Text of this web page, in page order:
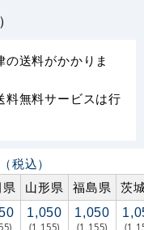
送料がかかりま
料無料サービスは行
（税込）
山形県 福島県 茨
1,050
(1,155)
1,050
(1,155)